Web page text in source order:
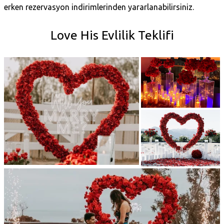
erken rezervasyon indirimlerinden yararlanabilirsiniz.
Love His Evlilik Teklifi